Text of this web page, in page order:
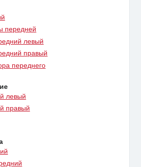
передней
левый
правый
переднего
левый
правый